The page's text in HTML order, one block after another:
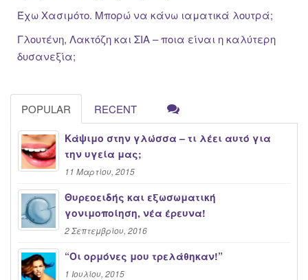
Έχω Χασιμότο. Μπορώ να κάνω ιαματικά λουτρά;
Γλουτένη, Λακτόζη και ΣΙΑ – ποια είναι η καλύτερη
δυσανεξία;
POPULAR RECENT
Κάψιμο στην γλώσσα – τι λέει αυτό για
την υγεία μας;
11 Μαρτίου, 2015
Θυρεοειδής και εξωσωματική
γονιμοποίηση, νέα έρευνα!
2 Σεπτεμβρίου, 2016
“Oι ορμόνες μου τρελάθηκαν!”
1 Ιουλίου, 2015